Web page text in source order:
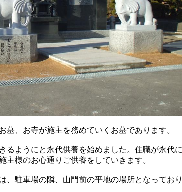
墓、お寺が施主を務めていくお墓であります。
るようにと永代供養を始めました。住職が永代に
主様のお心通りご供養をしていきます。
、駐車場の隣、山門前の平地の場所となっており